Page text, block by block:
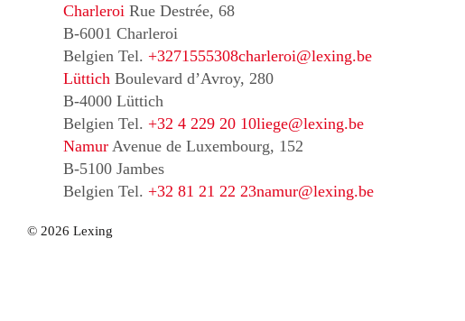
Charleroi Rue Destrée, 68
B-6001 Charleroi
Belgien Tel. +3271555308charleroi@lexing.be
Lüttich Boulevard d’Avroy, 280
B-4000 Lüttich
Belgien Tel. +32 4 229 20 10liege@lexing.be
Namur Avenue de Luxembourg, 152
B-5100 Jambes
Belgien Tel. +32 81 21 22 23namur@lexing.be
© 2026 Lexing